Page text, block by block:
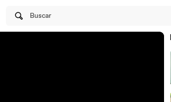
Buscar